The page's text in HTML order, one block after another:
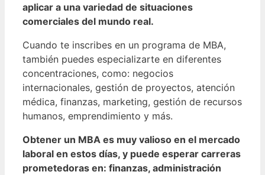
aplicar a una variedad de situaciones
comerciales del mundo real.
Cuando te inscribes en un programa de MBA,
también puedes especializarte en diferentes
concentraciones, como: negocios
internacionales, gestión de proyectos, atención
médica, finanzas, marketing, gestión de recursos
humanos, emprendimiento y más.
Obtener un MBA es muy valioso en el mercado
laboral en estos días, y puede esperar carreras
prometedoras en: finanzas, administración